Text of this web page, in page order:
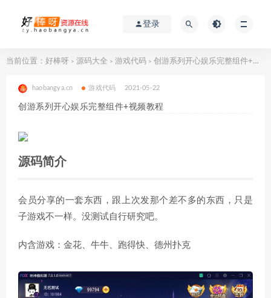
登录
当前位置： 好棒呀 > 源码大全 > 游戏代码 > 创游系列开心娱乐完整组件+视频教程
haobangya.cn 游戏代码 2021-05-22
创游系列开心娱乐完整组件+视频教程
源码简介
会员分享的一套东西，跟上次发那个差不多的东西，只是
子游戏不一样。没测试自行研究吧。
内含游戏：金花、牛牛、跑得快、德州扑克